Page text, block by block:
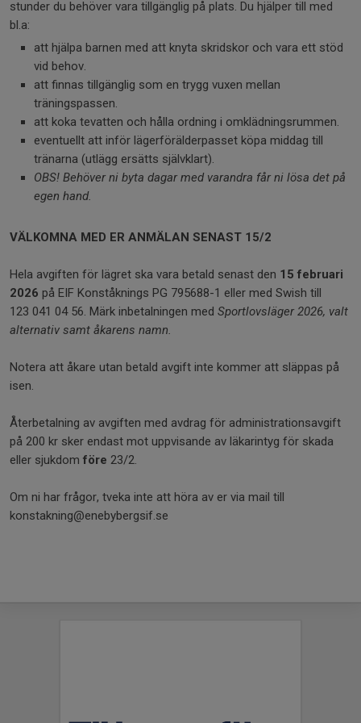
stunder du behöver vara tillgänglig på plats. Du hjälper till med
bl.a:
att hjälpa barnen med att knyta skridskor och vara ett stöd
vid behov.
att finnas tillgänglig som en trygg vuxen mellan
träningspassen.
att koka tevatten och hålla ordning i omklädningsrummen.
eventuellt att inför lägerförälderpasset köpa middag till
tränarna (utlägg ersätts självklart).
OBS! Behöver ni byta dagar med varandra får ni lösa det på
egen hand.
VÄLKOMNA MED ER ANMÄLAN SENAST 15/2
Hela avgiften för lägret ska vara betald senast den 15 februari
2026 på EIF Konståknings PG 795688-1 eller med Swish till
123 041 04 56. Märk inbetalningen med Sportlovsläger 2026, valt
alternativ samt åkarens namn.
Notera att åkare utan betald avgift inte kommer att släppas på
isen.
Återbetalning av avgiften med avdrag för administrationsavgift
på 200 kr sker endast mot uppvisande av läkarintyg för skada
eller sjukdom före 23/2.
Om ni har frågor, tveka inte att höra av er via mail till
konstakning@enebybergsif.se